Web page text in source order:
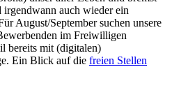
auch wieder ein
August/September suchen unsere
im Freiwilligen
bereits mit (digitalen)
Ein Blick auf die freien Stellen